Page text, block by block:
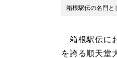
箱根駅伝の名門
箱根駅伝に
を誇る順天堂